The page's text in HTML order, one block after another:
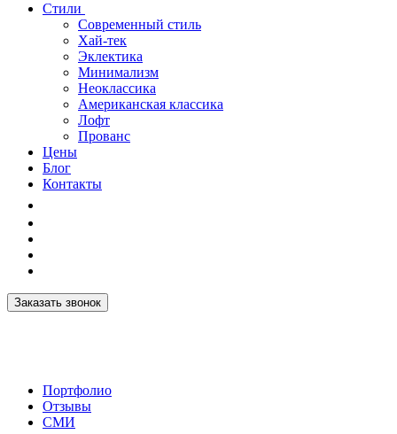
Стили
Современный стиль
Хай-тек
Эклектика
Минимализм
Неоклассика
Американская классика
Лофт
Прованс
Цены
Блог
Контакты
Заказать звонок
Портфолио
Отзывы
СМИ